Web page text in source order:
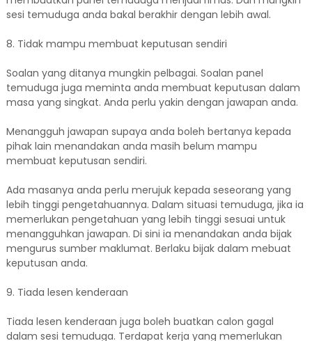
sesi temuduga anda bakal berakhir dengan lebih awal.
8. Tidak mampu membuat keputusan sendiri
Soalan yang ditanya mungkin pelbagai. Soalan panel
temuduga juga meminta anda membuat keputusan dalam
masa yang singkat. Anda perlu yakin dengan jawapan anda.
Menangguh jawapan supaya anda boleh bertanya kepada
pihak lain menandakan anda masih belum mampu
membuat keputusan sendiri.
Ada masanya anda perlu merujuk kepada seseorang yang
lebih tinggi pengetahuannya. Dalam situasi temuduga, jika ia
memerlukan pengetahuan yang lebih tinggi sesuai untuk
menangguhkan jawapan. Di sini ia menandakan anda bijak
mengurus sumber maklumat. Berlaku bijak dalam mebuat
keputusan anda.
9. Tiada lesen kenderaan
Tiada lesen kenderaan juga boleh buatkan calon gagal
dalam sesi temuduga. Terdapat kerja yang memerlukan